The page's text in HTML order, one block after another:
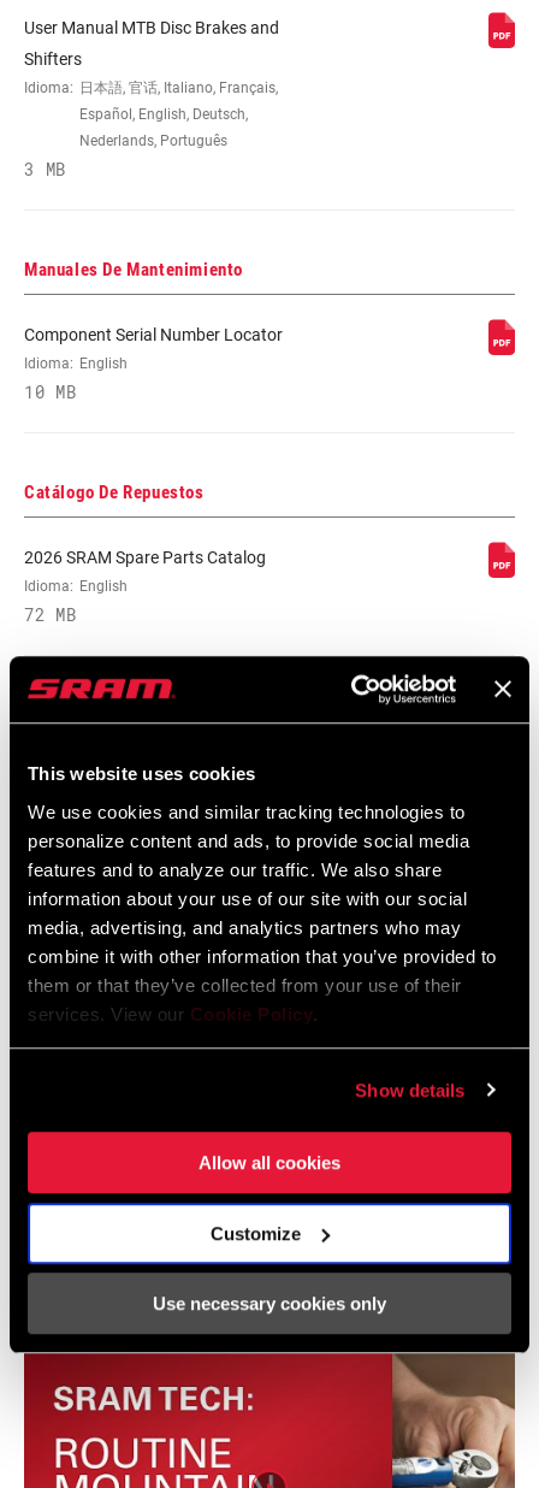
This website uses cookies
We use cookies and similar tracking technologies to
personalize content and ads, to provide social media
features and to analyze our traffic. We also share
information about your use of our site with our social
media, advertising, and analytics partners who may
combine it with other information that you’ve provided to
them or that they’ve collected from your use of their
services. View our Cookie Policy.
Show details
Allow all cookies
Customize
Use necessary cookies only
DRIVETRAIN
CONFIGURATION
TECHNOLOGY
(FD)
n/a
User Manual MTB Disc Brakes and
Shifters
Idioma: 日本語, 官话, Italiano, Français,
Español, English, Deutsch,
Nederlands, Português
3 MB
Manuales De Mantenimiento
Component Serial Number Locator
Idioma: English
10 MB
Catálogo De Repuestos
2026 SRAM Spare Parts Catalog
Idioma: English
72 MB
2021 MTB Components Compatibility
Map
Idioma: English
464 KB
Garantía SRAM
Vídeos
Mostrar todos los idiomas disponibles